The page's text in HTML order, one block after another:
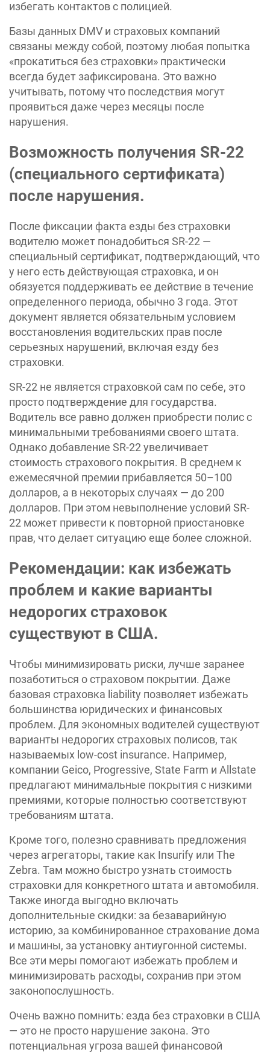
избегать контактов с полицией.
Базы данных DMV и страховых компаний
связаны между собой, поэтому любая попытка
«прокатиться без страховки» практически
всегда будет зафиксирована. Это важно
учитывать, потому что последствия могут
проявиться даже через месяцы после
нарушения.
Возможность получения SR-22
(специального сертификата)
после нарушения.
После фиксации факта езды без страховки
водителю может понадобиться SR-22 —
специальный сертификат, подтверждающий, что
у него есть действующая страховка, и он
обязуется поддерживать ее действие в течение
определенного периода, обычно 3 года. Этот
документ является обязательным условием
восстановления водительских прав после
серьезных нарушений, включая езду без
страховки.
SR-22 не является страховкой сам по себе, это
просто подтверждение для государства.
Водитель все равно должен приобрести полис с
минимальными требованиями своего штата.
Однако добавление SR-22 увеличивает
стоимость страхового покрытия. В среднем к
ежемесячной премии прибавляется 50–100
долларов, а в некоторых случаях — до 200
долларов. При этом невыполнение условий SR-
22 может привести к повторной приостановке
прав, что делает ситуацию еще более сложной.
Рекомендации: как избежать
проблем и какие варианты
недорогих страховок
существуют в США.
Чтобы минимизировать риски, лучше заранее
позаботиться о страховом покрытии. Даже
базовая страховка liability позволяет избежать
большинства юридических и финансовых
проблем. Для экономных водителей существуют
варианты недорогих страховых полисов, так
называемых low-cost insurance. Например,
компании Geico, Progressive, State Farm и Allstate
предлагают минимальные покрытия с низкими
премиями, которые полностью соответствуют
требованиям штата.
Кроме того, полезно сравнивать предложения
через агрегаторы, такие как Insurify или The
Zebra. Там можно быстро узнать стоимость
страховки для конкретного штата и автомобиля.
Также иногда выгодно включать
дополнительные скидки: за безаварийную
историю, за комбинированное страхование дома
и машины, за установку антиугонной системы.
Все эти меры помогают избежать проблем и
минимизировать расходы, сохранив при этом
законопослушность.
Очень важно помнить: езда без страховки в США
— это не просто нарушение закона. Это
потенциальная угроза вашей финансовой